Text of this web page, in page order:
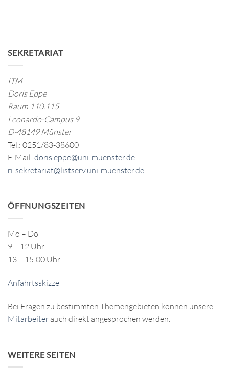
SEKRETARIAT
ITM
Doris Eppe
Raum 110.115
Leonardo-Campus 9
D-48149 Münster
Tel.: 0251/83-38600
E-Mail: doris.eppe@uni-muenster.de
ri-sekretariat@listserv.uni-muenster.de
ÖFFNUNGSZEITEN
Mo – Do
9 – 12 Uhr
13 – 15:00 Uhr
Anfahrtsskizze
Bei Fragen zu bestimmten Themengebieten können unsere
Mitarbeiter auch direkt angesprochen werden.
WEITERE SEITEN